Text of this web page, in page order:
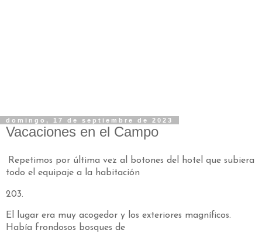
domingo, 17 de septiembre de 2023
Vacaciones en el Campo
Repetimos por última vez al botones del hotel que subiera
todo el equipaje a la habitación
203.
El lugar era muy acogedor y los exteriores magníficos.
Había frondosos bosques de